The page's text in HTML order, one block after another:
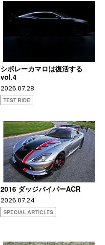
シボレーカマロは復活する
vol.4
2026.07.28
TEST RIDE
2016 ダッジバイパーACR
2026.07.24
SPECIAL ARTICLES